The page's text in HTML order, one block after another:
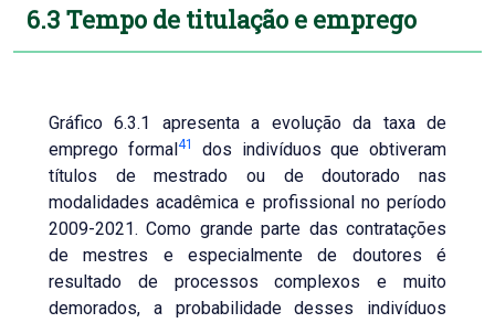
6.3 Tempo de titulação e emprego
Gráfico 6.3.1 apresenta a evolução da taxa de
emprego formal41
dos indivíduos que obtiveram
títulos de mestrado ou de doutorado nas
modalidades acadêmica e profissional no período
2009-2021. Como grande parte das contratações
de mestres e especialmente de doutores é
resultado de processos complexos e muito
demorados, a probabilidade desses indivíduos